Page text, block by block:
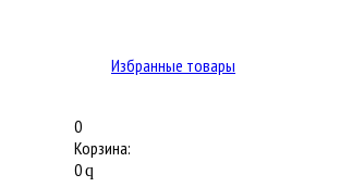
Избранные товары
0
Корзина:
0q